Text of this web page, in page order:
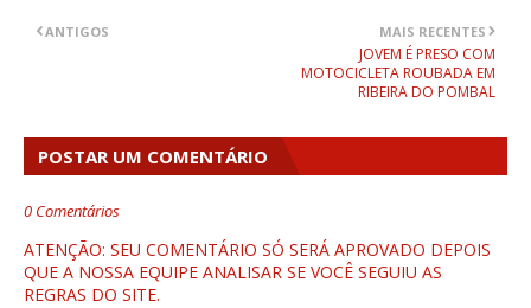
MAIS RECENTES
JOVEM É PRESO COM
MOTOCICLETA ROUBADA EM
RIBEIRA DO POMBAL
ANTIGOS
POSTAR UM COMENTÁRIO
0 Comentários
ATENÇÃO: SEU COMENTÁRIO SÓ SERÁ APROVADO DEPOIS
QUE A NOSSA EQUIPE ANALISAR SE VOCÊ SEGUIU AS
REGRAS DO SITE.